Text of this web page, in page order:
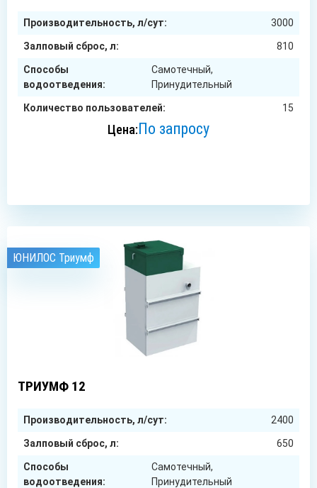
Производительность, л/сут: 3000
Залповый сброс, л: 810
Способы
водоотведения:
Самотечный,
Принудительный
Количество пользователей: 15
Цена:По запросу
ЮНИЛОС Триумф
ТРИУМФ 12
Производительность, л/сут: 2400
Залповый сброс, л: 650
Способы
водоотведения:
Самотечный,
Принудительный